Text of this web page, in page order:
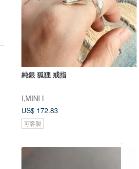
純銀 狐狸 戒指
I,MINI I
US$ 172.83
可客製